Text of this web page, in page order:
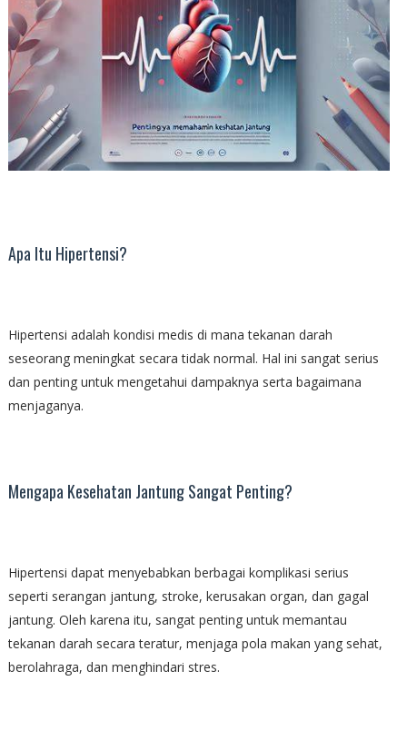
Apa Itu Hipertensi?
Hipertensi adalah kondisi medis di mana tekanan darah
seseorang meningkat secara tidak normal. Hal ini sangat serius
dan penting untuk mengetahui dampaknya serta bagaimana
menjaganya.
Mengapa Kesehatan Jantung Sangat Penting?
Hipertensi dapat menyebabkan berbagai komplikasi serius
seperti serangan jantung, stroke, kerusakan organ, dan gagal
jantung. Oleh karena itu, sangat penting untuk memantau
tekanan darah secara teratur, menjaga pola makan yang sehat,
berolahraga, dan menghindari stres.